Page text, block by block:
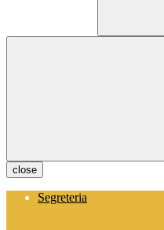
close
Segreteria